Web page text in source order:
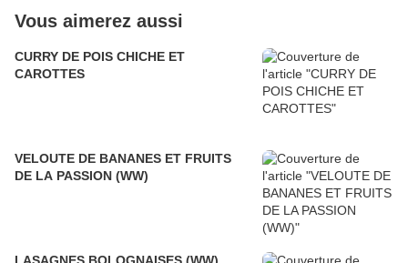
Vous aimerez aussi
CURRY DE POIS CHICHE ET
CAROTTES
VELOUTE DE BANANES ET FRUITS
DE LA PASSION (WW)